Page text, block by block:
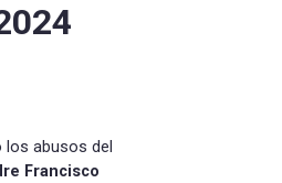
abusos del
Francisco